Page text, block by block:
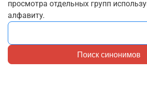
просмотра отдельных групп
алфавиту.
Поиск синонимов